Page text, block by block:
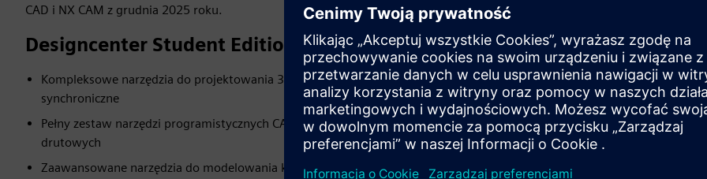
CAD i NX CAM z grudnia 2025 roku.
Designcenter Student Edition zawiera:
Kompleksowe narzędzia do projektowania 3D, w tym modelowanie szkieletowe, powierzchniowe, bryłowe i
synchroniczne
Pełny zestaw narzędzi programistycznych CAM umożliwiających tworzenie danych NC dla obrabiarek 2-osiowych i
drutowych
Zaawansowane narzędzia do modelowania kształtów swobodnych, ciągłości powierzchni, analizy i wizualizacji